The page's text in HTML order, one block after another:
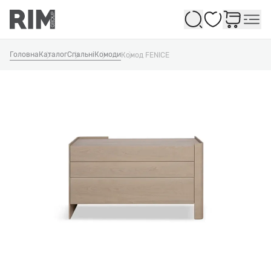
Обране
Головна КаталогСпальні КомодиКомод FENICE